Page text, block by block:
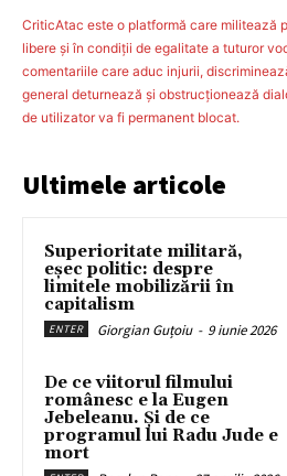
CriticAtac este o platformă care militează
libere şi în condiţii de egalitate a tuturor
comentariile care aduc injurii,
general deturnează şi obstrucţionează
de utilizator va fi permanent blocat.
Ultimele articole
Superioritate militară,
eșec politic: despre
limitele mobilizării în
capitalism
ENTER Giorgian Guțoiu - 9 iunie 2026
De ce viitorul filmului
românesc e la Eugen
Jebeleanu. Și de ce
programul lui Radu Jude e
mort